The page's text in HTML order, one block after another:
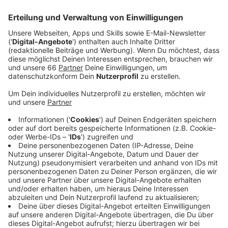
Sie werden unter anderem an Straßen, in Grünanlagen
oder auf Spielplätzen in die Erde gesetzt.
Anzeige
Anzeige
Dabei pflanzt die StadtBäume, die mit den
veränderten Klimabedingungen gut zurecht kommen,
wie zum Beispiel Eichen, Ulmen oder Kirschen. Einige
davon dienen auch als Ersatz für Bäume, die die Stadt
zuvor fällen musste, so Gartenamtsleiterin Doris
Törkel: